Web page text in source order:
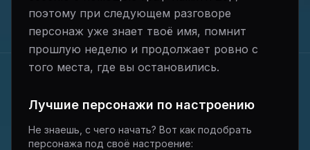
поэтому при следующем разговоре
персонаж уже знает твоё имя, помнит
прошлую неделю и продолжает ровно с
того места, где вы остановились.
Лучшие персонажи по настроению
Не знаешь, с чего начать? Вот как подобрать
персонажа под своё настроение: